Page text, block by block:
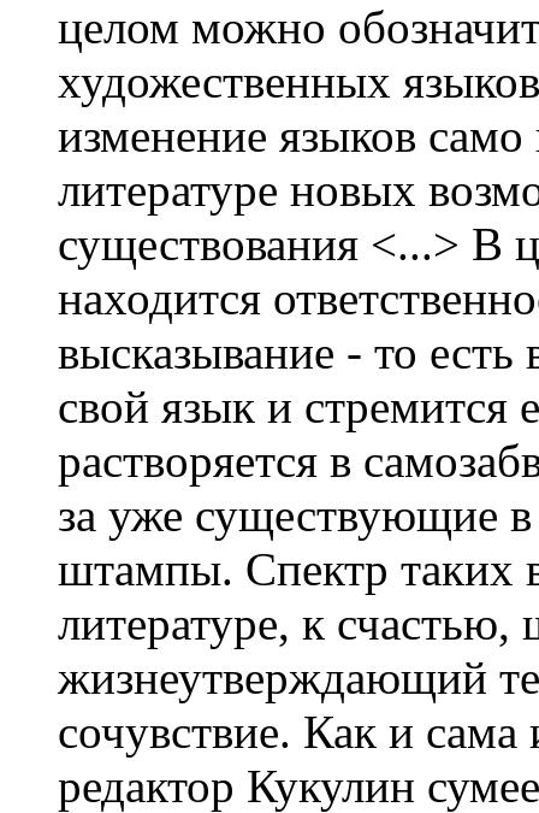
целом можно
художественных
изменение языков
литературе новых
существования <...> В
находится
высказывание - то есть
свой язык и стремится
растворяется в
за уже существующие в
штампы. Спектр таких
литературе, к
жизнеутверждающий
сочувствие. Как и
редактор Кукулин